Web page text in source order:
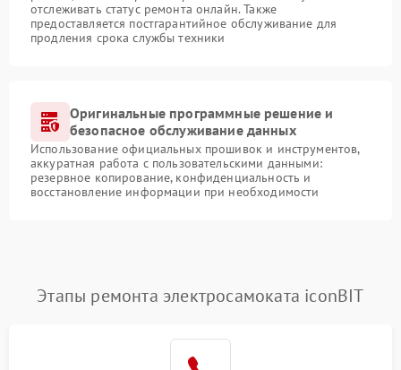
отслеживать статус ремонта онлайн. Также
предоставляется постгарантийное обслуживание для
продления срока службы техники
Оригинальные программные решение и
безопасное обслуживание данных
Использование официальных прошивок и инструментов,
аккуратная работа с пользовательскими данными:
резервное копирование, конфиденциальность и
восстановление информации при необходимости
Этапы ремонта электросамоката iconBIT